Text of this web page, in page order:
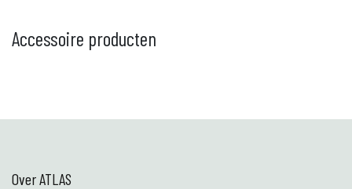
Accessoire producten
Over ATLAS